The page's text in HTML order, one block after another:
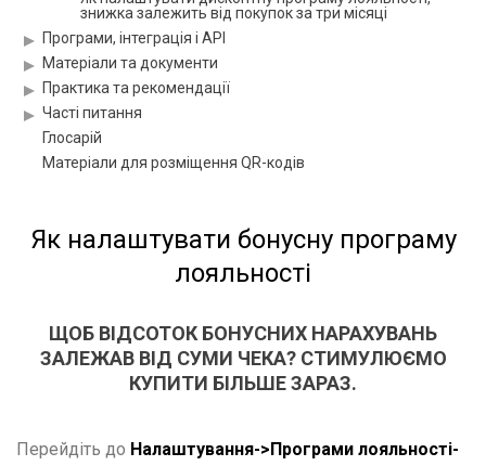
знижка залежить від покупок за три місяці
Програми, інтеграція і API
Матеріали та документи
Практика та рекомендації
Часті питання
Глосарій
Матеріали для розміщення QR-кодів
Як налаштувати бонусну програму
лояльності
ЩОБ ВІДСОТОК БОНУСНИХ НАРАХУВАНЬ
ЗАЛЕЖАВ ВІД СУМИ ЧЕКА? СТИМУЛЮЄМО
КУПИТИ БІЛЬШЕ ЗАРАЗ.
Перейдіть до Налаштування->Програми лояльності-